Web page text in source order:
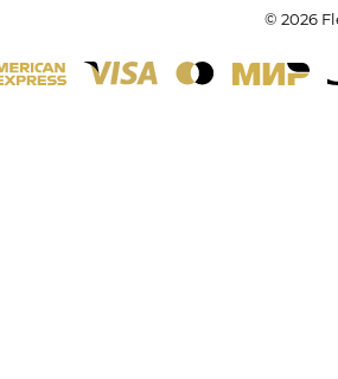
© 2026